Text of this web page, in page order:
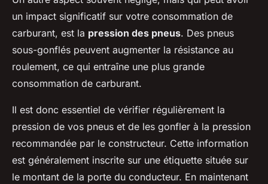
un impact significatif sur votre consommation de
carburant, est la pression des pneus. Des pneus
sous-gonflés peuvent augmenter la résistance au
roulement, ce qui entraîne une plus grande
consommation de carburant.
Il est donc essentiel de vérifier régulièrement la
pression de vos pneus et de les gonfler à la pression
recommandée par le constructeur. Cette information
est généralement inscrite sur une étiquette située sur
le montant de la porte du conducteur. En maintenant